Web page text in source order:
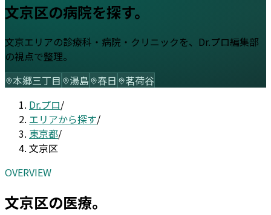
文京区の病院を探す。
文京エリアの診療科・病院・クリニックを、Dr.プロ編集部
の視点で整理。
本郷三丁目
湯島 春日
茗荷谷
Dr.プロ/
エリアから探す/
東京都/
文京区
OVERVIEW
文京区の医療。